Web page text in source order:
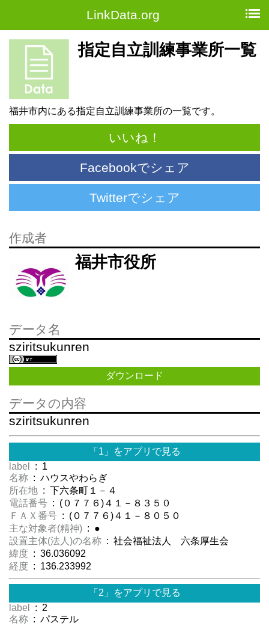
LinkData.org
指定自立訓練事業所一覧
福井市内にある指定自立訓練事業所の一覧です。
いいね！
Facebookでシェア
Twitterでシェア
作成者
福井市役所
データ名
sziritsukunren
ダウンロード
データの内容
sziritsukunren
「1」をアプリで見る
label
: 1
名称 : ハウスやわらぎ
所在地 : 下六条町１－４
電話番号 : (０７７６)４１－８３５０
ＦＡＸ番号 : (０７７６)４１－８０５０
主な対象者(精神) : ●
設置主体(法人)の名称 : 社会福祉法人 六条厚生会
緯度 : 36.036092
経度 : 136.233992
「2」をアプリで見る
label
: 2
名称 : パステル